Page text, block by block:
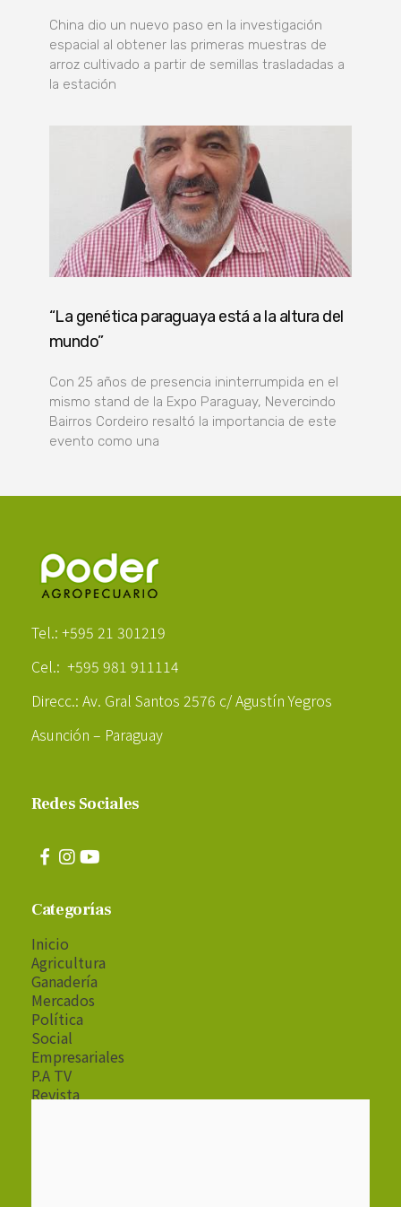
China dio un nuevo paso en la investigación
espacial al obtener las primeras muestras de
arroz cultivado a partir de semillas trasladadas a
la estación
“La genética paraguaya está a la altura del
mundo”
Con 25 años de presencia ininterrumpida en el
mismo stand de la Expo Paraguay, Nevercindo
Bairros Cordeiro resaltó la importancia de este
evento como una
Tel.: +595 21 301219
Cel.: +595 981 911114
Direcc.: Av. Gral Santos 2576 c/ Agustín Yegros
Asunción – Paraguay
Redes Sociales
Categorías
Inicio
Agricultura
Ganadería
Mercados
Política
Social
Empresariales
P.A TV
Revista